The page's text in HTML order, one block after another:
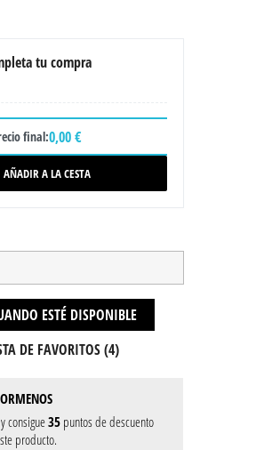
tu compra
final:0,00 €
AÑADIR A LA CESTA
ESTÉ DISPONIBLE
DE FAVORITOS (4)
consigue35 puntos de descuento
producto.